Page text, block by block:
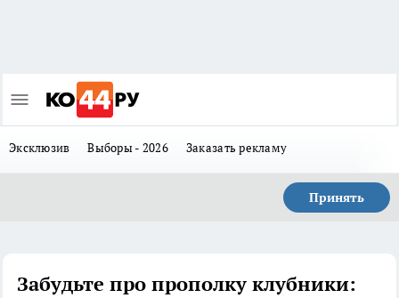
Эксклюзив Выборы - 2026 Заказать рекламу
Принять
Забудьте про прополку клубники: